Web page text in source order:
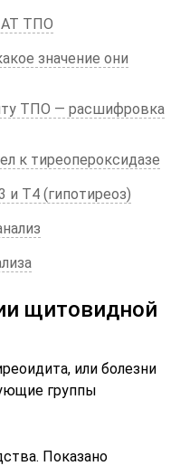
АТ ТПО
значение они
ТПО — расшифровка
к тиреопероксидазе
Т4 (гипотиреоз)
щитовидной
или болезни
группы
Показано